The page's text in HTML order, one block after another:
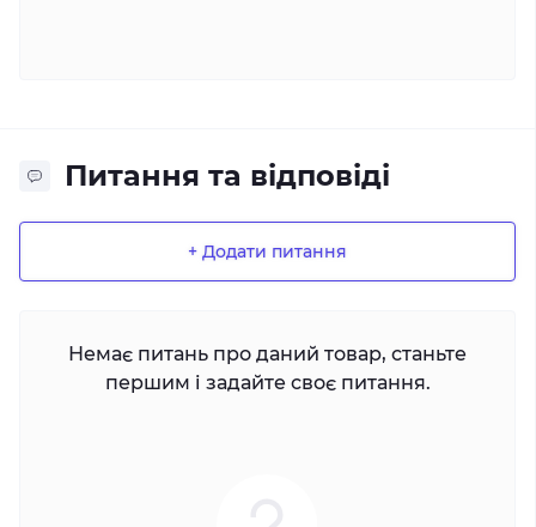
Питання та відповіді
+ Додати питання
Немає питань про даний товар, станьте
першим і задайте своє питання.